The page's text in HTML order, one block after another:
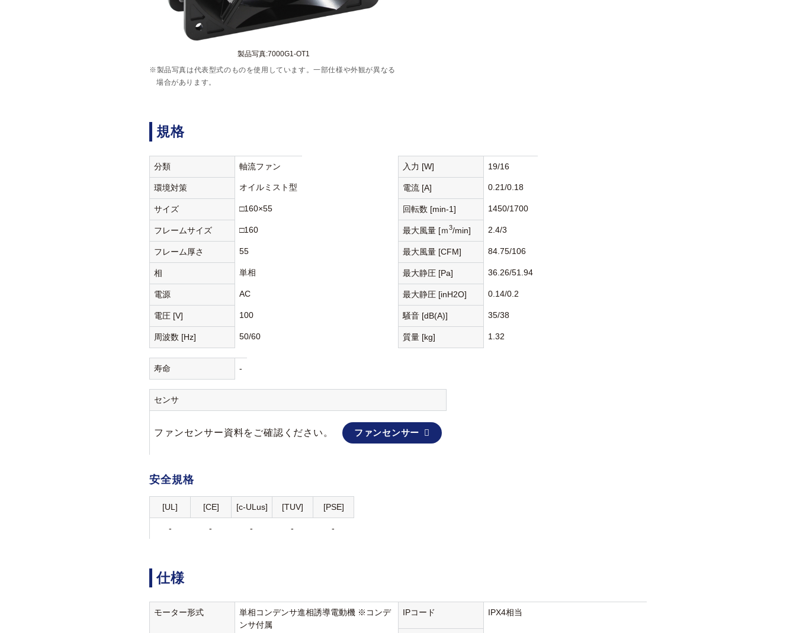
製品写真:7000G1-OT1
※製品写真は代表型式のものを使用しています。一部仕様や外観が異なる
場合があります。
規格
分類 軸流ファン
環境対策 オイルミスト型
サイズ □160×55
フレームサイズ □160
フレーム厚さ 55
相 単相
電源 AC
電圧 [V] 100
周波数 [Hz] 50/60
入力 [W] 19/16
電流 [A] 0.21/0.18
回転数 [min-1] 1450/1700
最大風量 [ｍ3/min] 2.4/3
最大風量 [CFM] 84.75/106
最大静圧 [Pa] 36.26/51.94
最大静圧 [inH2O] 0.14/0.2
騒音 [dB(A)] 35/38
質量 [kg] 1.32
寿命 -
センサ
ファンセンサー資料をご確認ください。 ファンセンサー
安全規格
[UL] [CE] [c-ULus] [TUV] [PSE]
- - - - -
仕様
モーター形式
単相コンデンサ進相誘導電動機 ※コンデ
ンサ付属
IPコード IPX4相当